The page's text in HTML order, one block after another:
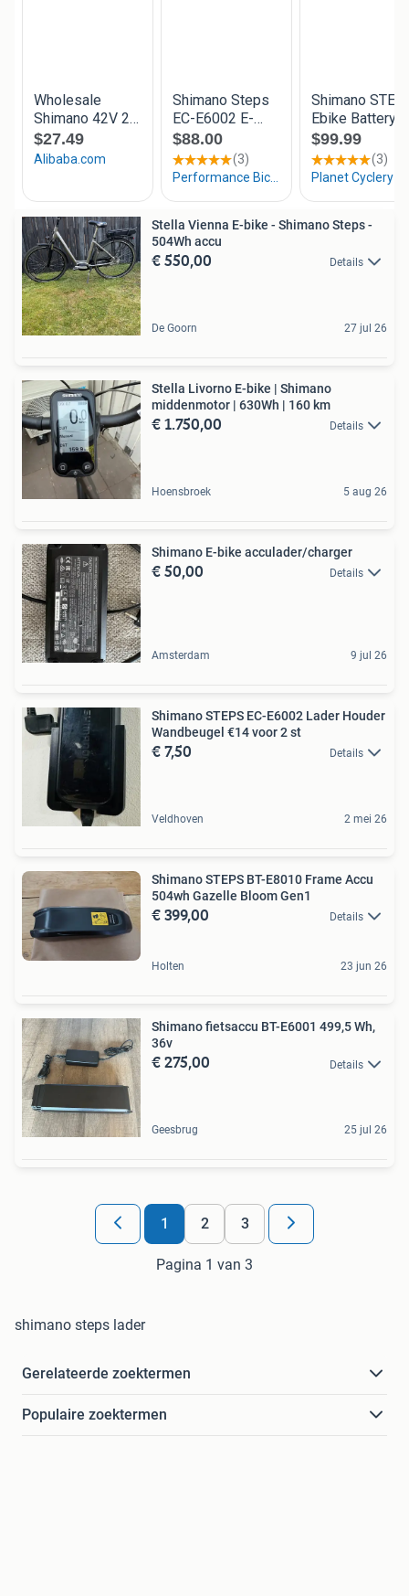
Stella Vienna E-bike - Shimano Steps -
504Wh accu
€ 550,00 Details
De Goorn 27 jul 26
Stella Livorno E-bike | Shimano
middenmotor | 630Wh | 160 km
€ 1.750,00 Details
Hoensbroek 5 aug 26
Shimano E-bike acculader/charger
€ 50,00 Details
Amsterdam 9 jul 26
Shimano STEPS EC-E6002 Lader Houder
Wandbeugel €14 voor 2 st
€ 7,50 Details
Veldhoven 2 mei 26
Shimano STEPS BT-E8010 Frame Accu
504wh Gazelle Bloom Gen1
€ 399,00 Details
Holten 23 jun 26
Shimano fietsaccu BT-E6001 499,5 Wh,
36v
€ 275,00 Details
Geesbrug 25 jul 26
1 2 3
Pagina 1 van 3
shimano steps lader
Gerelateerde zoektermen
Populaire zoektermen